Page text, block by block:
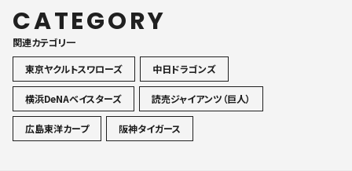
CATEGORY
関連カテゴリ一
東京ヤクルトスワローズ
中日ドラゴンズ
横浜DeNAベイスターズ 読売ジャイアンツ（巨人）
広島東洋カープ 阪神タイガース